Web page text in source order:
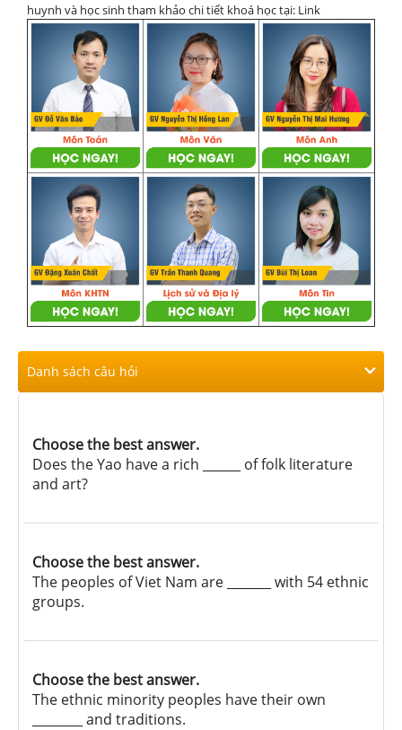
huynh và học sinh tham khảo chi tiết khoá học tại: Link
Danh sách câu hỏi
Choose the best answer.
Does the Yao have a rich ______ of folk literature
and art?
Choose the best answer.
The peoples of Viet Nam are _______ with 54 ethnic
groups.
Choose the best answer.
The ethnic minority peoples have their own
________ and traditions.